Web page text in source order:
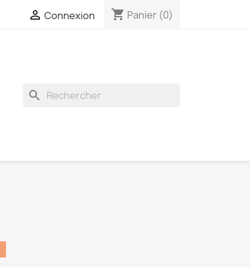
 Connexion shopping_cart Panier (0)
search